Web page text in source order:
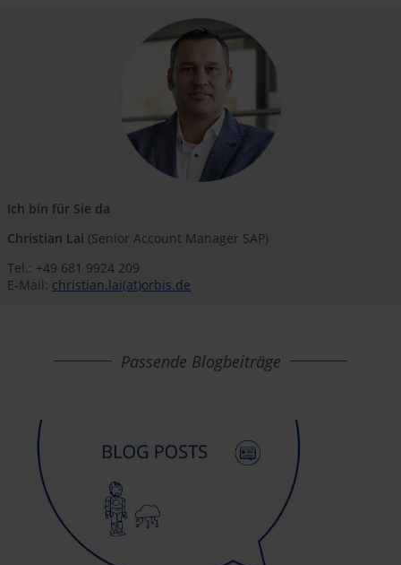
Ich bin für Sie da
Christian Lai (Senior Account Manager SAP)
Tel.: +49 681 9924 209
E-Mail: christian.lai(at)orbis.de
Passende Blogbeiträge